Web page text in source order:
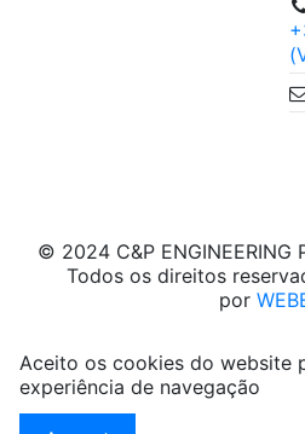
© 2024 C&P ENGINEERING
Todos os direitos
por
Aceito os cookies do website
experiência de navegação